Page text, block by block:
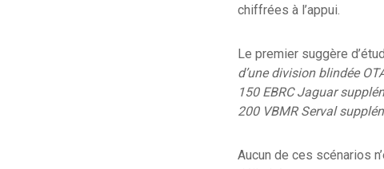
chiffrées à l’appui.
Le premier suggère
d’une division blindée
150 EBRC Jaguar
200 VBMR Serval
Aucun de ces scénarios